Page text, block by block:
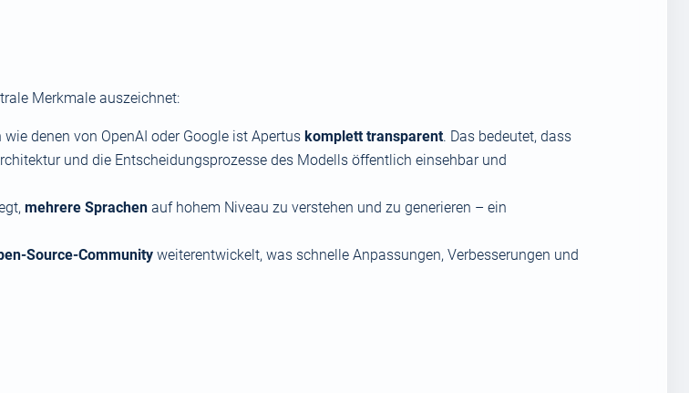
Merkmale auszeichnet:
denen von OpenAI oder Google ist Apertus komplett transparent. Das bedeutet, dass
und die Entscheidungsprozesse des Modells öffentlich einsehbar und
mehrere Sprachen auf hohem Niveau zu verstehen und zu generieren – ein
Source-Community weiterentwickelt, was schnelle Anpassungen, Verbesserungen und